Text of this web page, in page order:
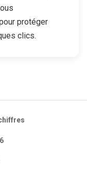
protéger
clics.